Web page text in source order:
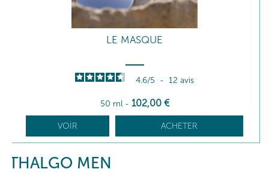
LE MASQUE
4.6/5 - 12 avis
50 ml - 102,00 €
VOIR ACHETER
THALGO MEN